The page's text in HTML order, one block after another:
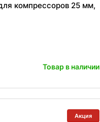
компрессоров 25 мм,
Товар в наличии
Акция